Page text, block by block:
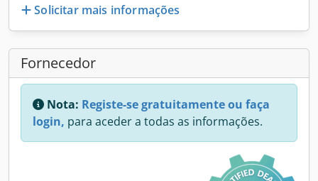
Solicitar mais informações
Fornecedor
Nota: Registe-se gratuitamente ou faça
login, para aceder a todas as informações.